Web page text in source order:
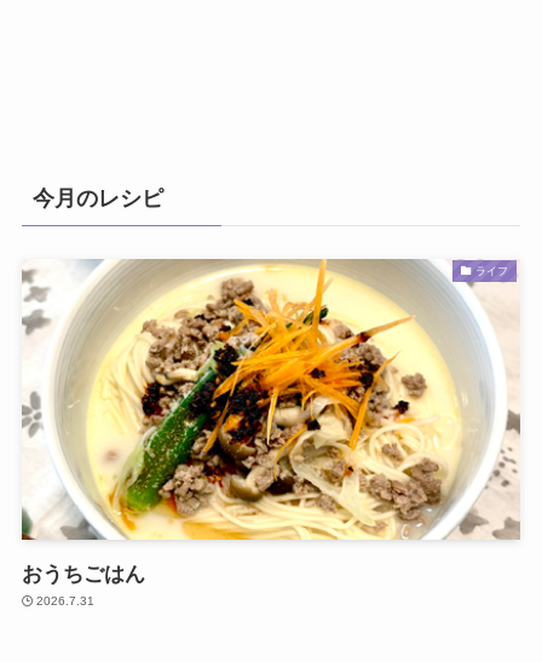
今月のレシピ
ライフ
おうちごはん
2026.7.31